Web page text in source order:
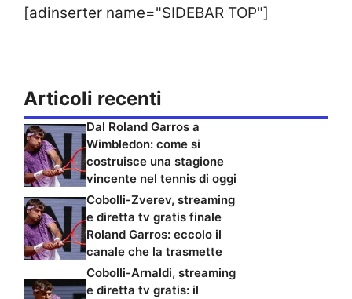
[adinserter name="SIDEBAR TOP"]
Articoli recenti
Dal Roland Garros a
Wimbledon: come si
costruisce una stagione
vincente nel tennis di oggi
Cobolli-Zverev, streaming
e diretta tv gratis finale
Roland Garros: eccolo il
canale che la trasmette
Cobolli-Arnaldi, streaming
e diretta tv gratis: il